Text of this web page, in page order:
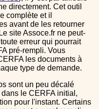
directement. Cet outil
complète et il
avant de les retourner
site Assoce.fr ne peut-
erreur qui pourrait
pré-rempli. Vous
les documents à
type de demande.
le CERFA initial,
pour l'instant. Certains